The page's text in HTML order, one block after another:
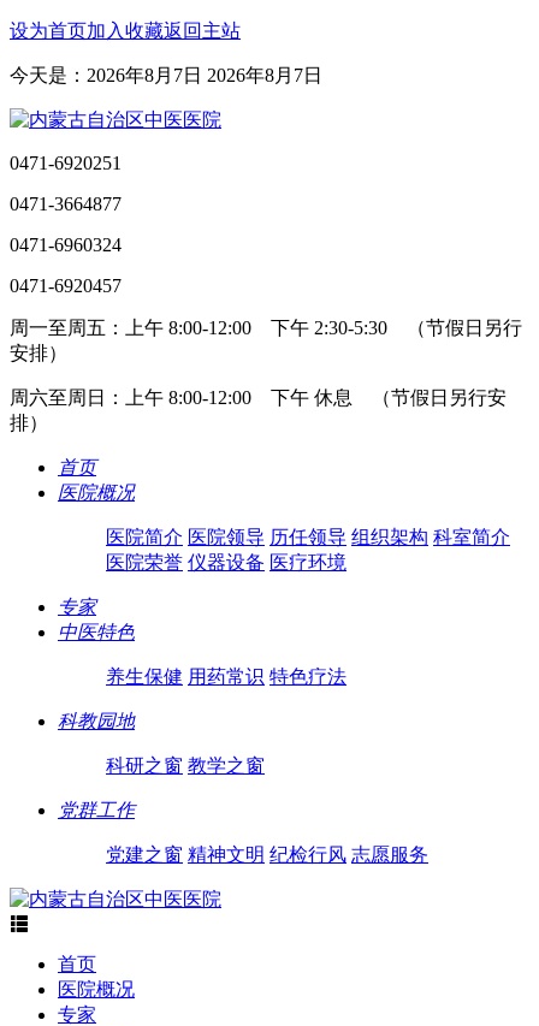
设为首页加入收藏返回主站
今天是：2026年8月7日 2026年8月7日
0471-6920251
0471-3664877
0471-6960324
0471-6920457
周一至周五：上午 8:00-12:00 下午 2:30-5:30 （节假日另行
安排）
周六至周日：上午 8:00-12:00 下午 休息 （节假日另行安
排）
首页
医院概况
医院简介 医院领导 历任领导 组织架构 科室简介
医院荣誉 仪器设备 医疗环境
专家
中医特色
养生保健 用药常识 特色疗法
科教园地
科研之窗 教学之窗
党群工作
党建之窗 精神文明 纪检行风 志愿服务

首页
医院概况
专家